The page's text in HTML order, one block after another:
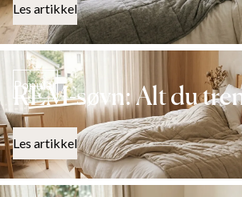
Les artikkel
Popular
REM-søvn: Alt du
Les artikkel